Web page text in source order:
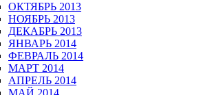
ОКТЯБРЬ 2013
НОЯБРЬ 2013
ДЕКАБРЬ 2013
ЯНВАРЬ 2014
ФЕВРАЛЬ 2014
МАРТ 2014
АПРЕЛЬ 2014
МАЙ 2014